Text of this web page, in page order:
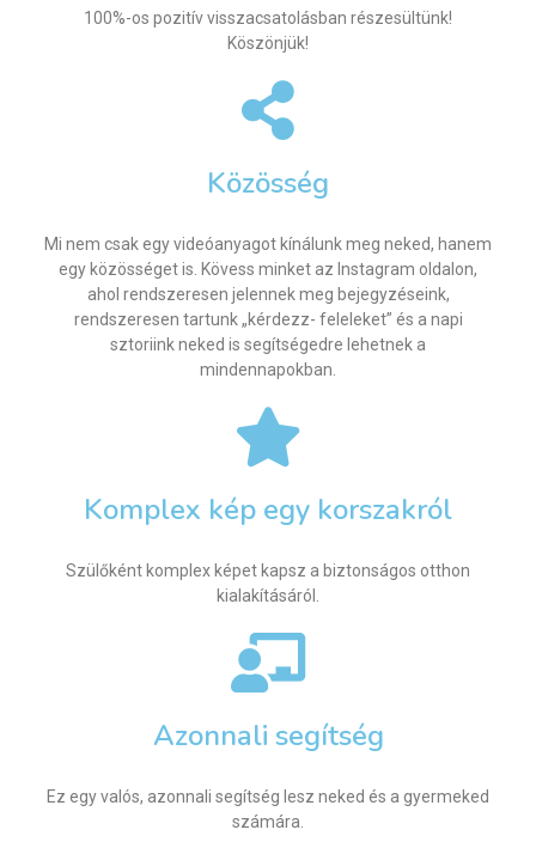
100%-os pozitív visszacsatolásban részesültünk!
Köszönjük!
Közösség
Mi nem csak egy videóanyagot kínálunk meg neked, hanem
egy közösséget is. Kövess minket az Instagram oldalon,
ahol rendszeresen jelennek meg bejegyzéseink,
rendszeresen tartunk „kérdezz- feleleket” és a napi
sztoriink neked is segítségedre lehetnek a
mindennapokban.
Komplex kép egy korszakról
Szülőként komplex képet kapsz a biztonságos otthon
kialakításáról.
Azonnali segítség
Ez egy valós, azonnali segítség lesz neked és a gyermeked
számára.